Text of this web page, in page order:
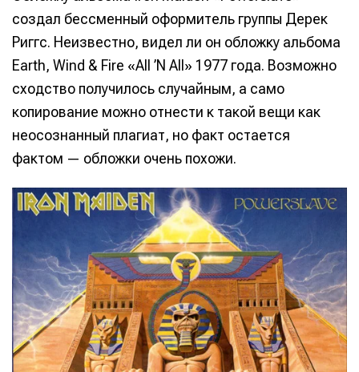
создал бессменный оформитель группы Дерек
Риггс. Неизвестно, видел ли он обложку альбома
Earth, Wind & Fire «All ’N All» 1977 года. Возможно
сходство получилось случайным, а само
копирование можно отнести к такой вещи как
неосознанный плагиат, но факт остается
фактом — обложки очень похожи.